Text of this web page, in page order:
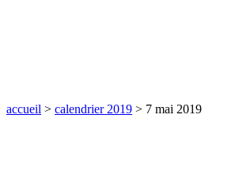
accueil > calendrier 2019 > 7 mai 2019